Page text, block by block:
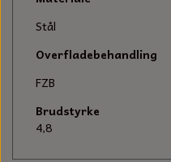
Stål
Overfladebehandling
FZB
Brudstyrke
4,8